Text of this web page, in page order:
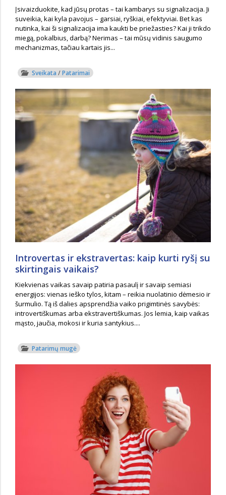
Įsivaizduokite, kad jūsų protas – tai kambarys su signalizacija. Ji
suveikia, kai kyla pavojus – garsiai, ryškiai, efektyviai. Bet kas
nutinka, kai ši signalizacija ima kaukti be priežasties? Kai ji trikdo
miegą, pokalbius, darbą? Nerimas – tai mūsų vidinis saugumo
mechanizmas, tačiau kartais jis...
Sveikata /Patarimai
Introvertas ir ekstravertas: kaip kurti ryšį su
skirtingais vaikais?
Kiekvienas vaikas savaip patiria pasaulį ir savaip semiasi
energijos: vienas ieško tylos, kitam – reikia nuolatinio dėmesio ir
šurmulio. Tą iš dalies apsprendžia vaiko prigimtinės savybės:
introvertiškumas arba ekstravertiškumas. Jos lemia, kaip vaikas
mąsto, jaučia, mokosi ir kuria santykius....
Patarimų mugė